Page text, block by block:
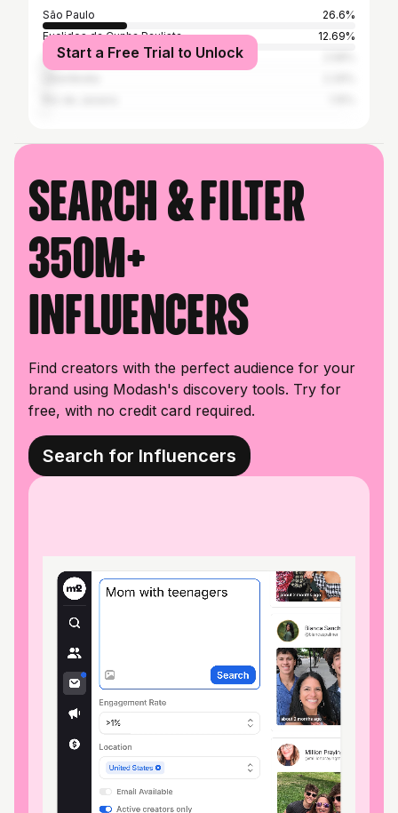
São Paulo
26.6%
Euclides da Cunha Paulista
12.69%
Campinas
Start a Free Trial to Unlock
Search & filter
350M+
influencers
Find creators with the perfect audience for your
brand using Modash's discovery tools. Try for
free, with no credit card required.
Search for Influencers